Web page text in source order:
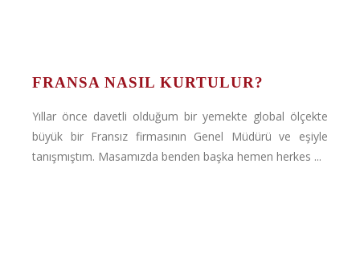
FRANSA NASIL KURTULUR?
Yıllar önce davetli olduğum bir yemekte global ölçekte
büyük bir Fransız firmasının Genel Müdürü ve eşiyle
tanışmıştım. Masamızda benden başka hemen herkes ...